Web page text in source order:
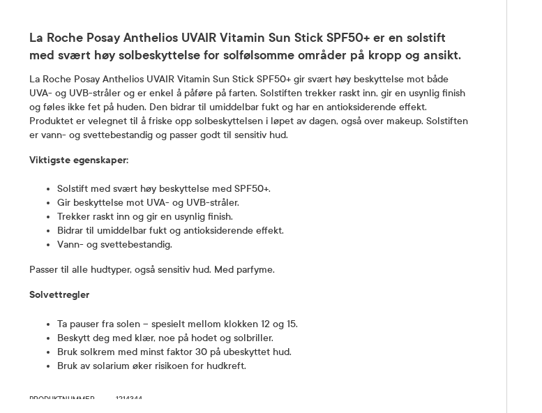
La Roche Posay Anthelios UVAIR Vitamin Sun Stick SPF50+ er en solstift
med svært høy solbeskyttelse for solfølsomme områder på kropp og ansikt.
La Roche Posay Anthelios UVAIR Vitamin Sun Stick SPF50+ gir svært høy beskyttelse mot både
UVA- og UVB-stråler og er enkel å påføre på farten. Solstiften trekker raskt inn, gir en usynlig finish
og føles ikke fet på huden. Den bidrar til umiddelbar fukt og har en antioksiderende effekt.
Produktet er velegnet til å friske opp solbeskyttelsen i løpet av dagen, også over makeup. Solstiften
er vann- og svettebestandig og passer godt til sensitiv hud.
Viktigste egenskaper:
Solstift med svært høy beskyttelse med SPF50+.
Gir beskyttelse mot UVA- og UVB-stråler.
Trekker raskt inn og gir en usynlig finish.
Bidrar til umiddelbar fukt og antioksiderende effekt.
Vann- og svettebestandig.
Passer til alle hudtyper, også sensitiv hud. Med parfyme.
Solvettregler
Ta pauser fra solen – spesielt mellom klokken 12 og 15.
Beskytt deg med klær, noe på hodet og solbriller.
Bruk solkrem med minst faktor 30 på ubeskyttet hud.
Bruk av solarium øker risikoen for hudkreft.
PRODUKTNUMMER
1214344